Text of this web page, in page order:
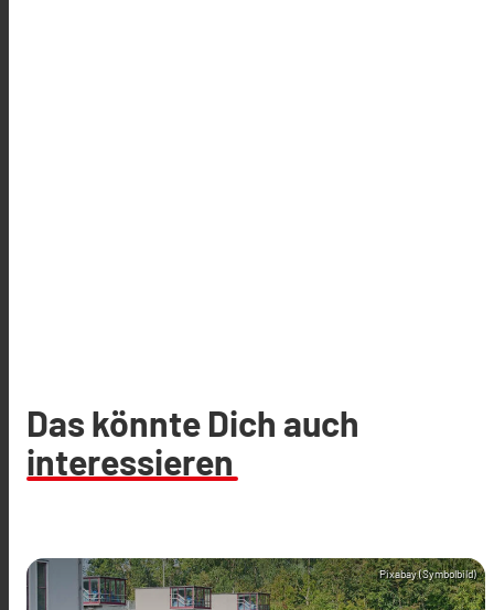
Das könnte Dich auch
interessieren
Pixabay (Symbolbild)